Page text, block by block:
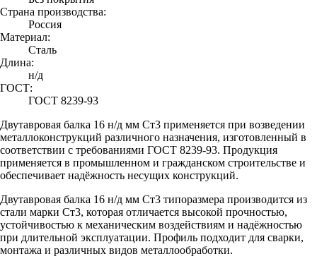
Страна производства:
Россия
Материал:
Сталь
Длина:
н/д
ГОСТ:
ГОСТ 8239-93
Двутавровая балка 16 н/д мм Ст3 применяется при возведении
металлоконструкций различного назначения, изготовленный в
соответствии с требованиями ГОСТ 8239-93. Продукция
применяется в промышленном и гражданском строительстве и
обеспечивает надёжность несущих конструкций.
Двутавровая балка 16 н/д мм Ст3 типоразмера производится из
стали марки Ст3, которая отличается высокой прочностью,
устойчивостью к механическим воздействиям и надёжностью
при длительной эксплуатации. Профиль подходит для сварки,
монтажа и различных видов металлообработки.